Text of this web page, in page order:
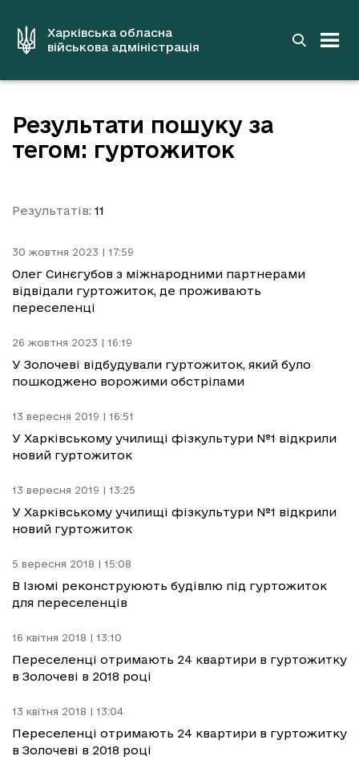
вмістуХарківська обласна
військова адміністрація
Результати пошуку за
тегом: гуртожиток
Результатів: 11
30 жовтня 2023 | 17:59
Олег Синєгубов з міжнародними партнерами
відвідали гуртожиток, де проживають
переселенці
26 жовтня 2023 | 16:19
У Золочеві відбудували гуртожиток, який було
пошкоджено ворожими обстрілами
13 вересня 2019 | 16:51
У Харківському училищі фізкультури №1 відкрили
новий гуртожиток
13 вересня 2019 | 13:25
У Харківському училищі фізкультури №1 відкрили
новий гуртожиток
5 вересня 2018 | 15:08
В Ізюмі реконструюють будівлю під гуртожиток
для переселенців
16 квітня 2018 | 13:10
Переселенці отримають 24 квартири в гуртожитку
в Золочеві в 2018 році
13 квітня 2018 | 13:04
Переселенці отримають 24 квартири в гуртожитку
в Золочеві в 2018 році